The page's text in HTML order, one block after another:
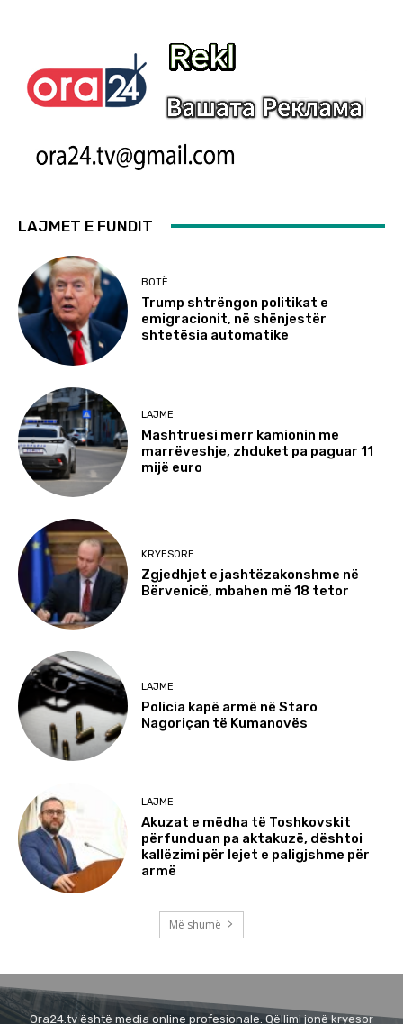
LAJMET E FUNDIT
BOTË
Trump shtrëngon politikat e
emigracionit, në shënjestër
shtetësia automatike
LAJME
Mashtruesi merr kamionin me
marrëveshje, zhduket pa paguar 11
mijë euro
KRYESORE
Zgjedhjet e jashtëzakonshme në
Bërvenicë, mbahen më 18 tetor
LAJME
Policia kapë armë në Staro
Nagoriçan të Kumanovës
LAJME
Akuzat e mëdha të Toshkovskit
përfunduan pa aktakuzë, dështoi
kallëzimi për lejet e paligjshme për
armë
Më shumë
Ora24.tv është media online profesionale. Qëllimi jonë kryesor